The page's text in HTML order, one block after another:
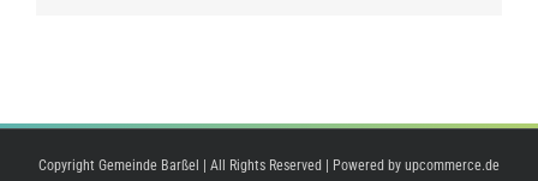
Copyright Gemeinde Barßel | All Rights Reserved | Powered by upcommerce.de